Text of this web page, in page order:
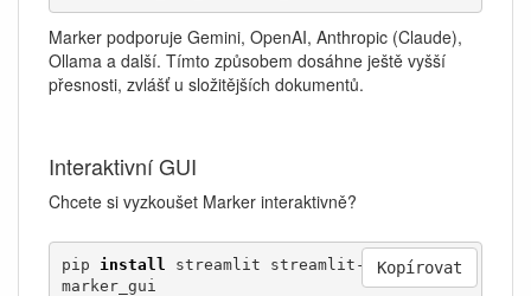
Marker podporuje Gemini, OpenAI, Anthropic (Claude),
Ollama a další. Tímto způsobem dosáhne ještě vyšší
přesnosti, zvlášť u složitějších dokumentů.
Interaktivní GUI
Chcete si vyzkoušet Marker interaktivně?
pip install
streamlit streamlit-ace
marker_gui
Kopírovat